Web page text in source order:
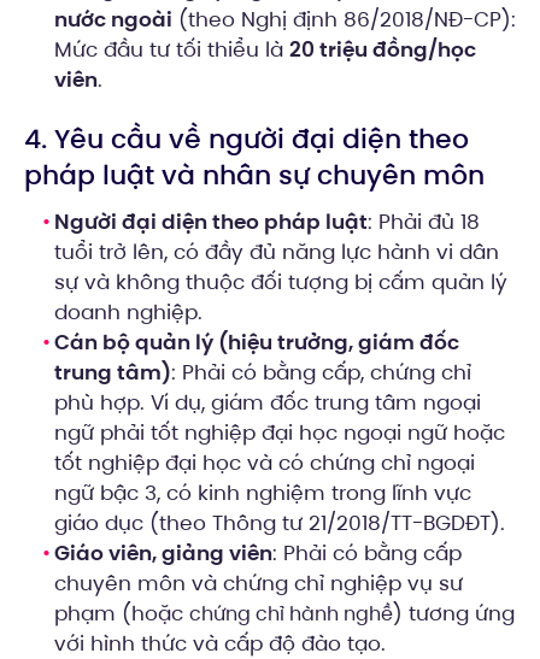
nước ngoài (theo Nghị định 86/2018/NĐ-CP):
Mức đầu tư tối thiểu là 20 triệu đồng/học
viên.
4. Yêu cầu về người đại diện theo
pháp luật và nhân sự chuyên môn
Người đại diện theo pháp luật: Phải đủ 18
tuổi trở lên, có đầy đủ năng lực hành vi dân
sự và không thuộc đối tượng bị cấm quản lý
doanh nghiệp.
Cán bộ quản lý (hiệu trưởng, giám đốc
trung tâm): Phải có bằng cấp, chứng chỉ
phù hợp. Ví dụ, giám đốc trung tâm ngoại
ngữ phải tốt nghiệp đại học ngoại ngữ hoặc
tốt nghiệp đại học và có chứng chỉ ngoại
ngữ bậc 3, có kinh nghiệm trong lĩnh vực
giáo dục (theo Thông tư 21/2018/TT-BGDĐT).
Giáo viên, giảng viên: Phải có bằng cấp
chuyên môn và chứng chỉ nghiệp vụ sư
phạm (hoặc chứng chỉ hành nghề) tương ứng
với hình thức và cấp độ đào tạo.